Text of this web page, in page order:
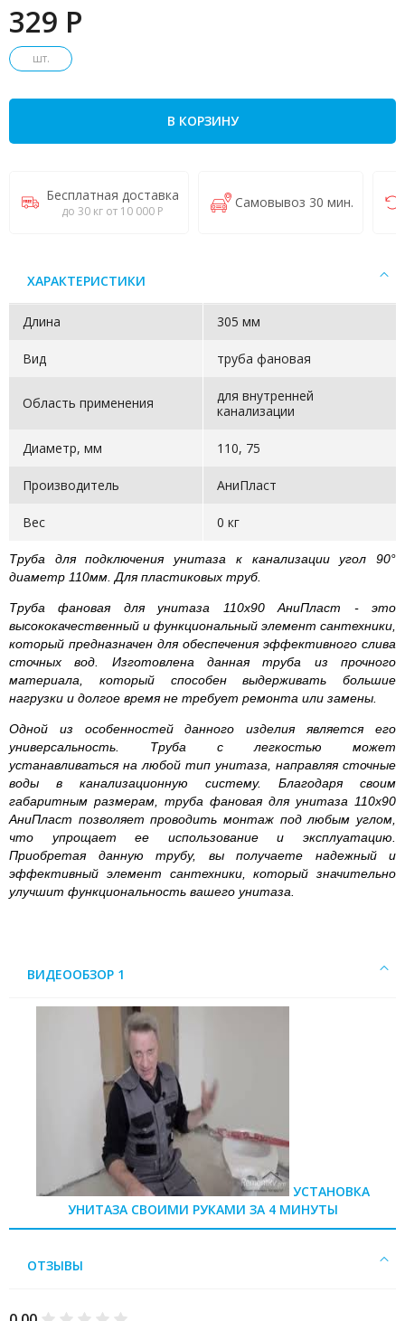
329 P
шт.
В КОРЗИНУ
Бесплатная доставка
до 30 кг от 10 000 Р
Самовывоз 30 мин.
ХАРАКТЕРИСТИКИ
Длина 305 мм
Вид труба фановая
Область применения
для внутренней
канализации
Диаметр, мм 110, 75
Производитель АниПласт
Вес 0 кг
Труба для подключения унитаза к канализации угол 90°
диаметр 110мм. Для пластиковых труб.
Труба фановая для унитаза 110х90 АниПласт - это
высококачественный и функциональный элемент сантехники,
который предназначен для обеспечения эффективного слива
сточных вод. Изготовлена данная труба из прочного
материала, который способен выдерживать большие
нагрузки и долгое время не требует ремонта или замены.
Одной из особенностей данного изделия является его
универсальность. Труба с легкостью может
устанавливаться на любой тип унитаза, направляя сточные
воды в канализационную систему. Благодаря своим
габаритным размерам, труба фановая для унитаза 110х90
АниПласт позволяет проводить монтаж под любым углом,
что упрощает ее использование и эксплуатацию.
Приобретая данную трубу, вы получаете надежный и
эффективный элемент сантехники, который значительно
улучшит функциональность вашего унитаза.
ВИДЕООБЗОР 1
УСТАНОВКА
УНИТАЗА СВОИМИ РУКАМИ ЗА 4 МИНУТЫ
ОТЗЫВЫ